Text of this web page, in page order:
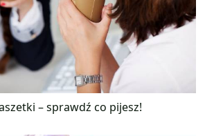
– sprawdź co pijesz!